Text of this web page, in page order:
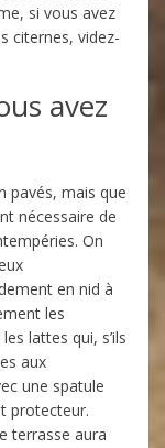
si vous avez
citernes, videz-
avez
pavés, mais que
nécessaire de
On
en nid à
les
lattes qui, s’ils
aux
une spatule
protecteur.
terrasse aura